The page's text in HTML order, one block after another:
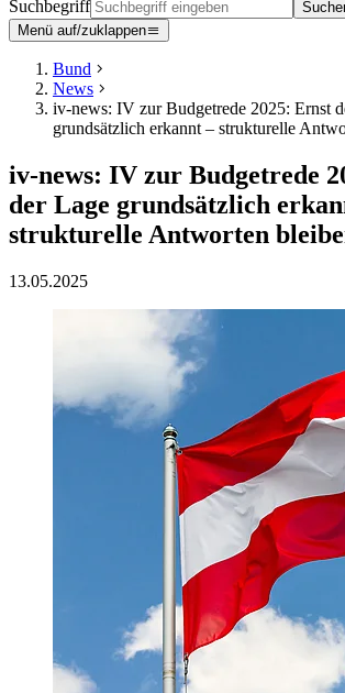
Suchbegriff
Menü auf/zuklappen
Bund
News
iv-news: IV zur Budgetrede 2025: Ernst
grundsätzlich erkannt – strukturelle
iv-news: IV zur Budgetrede
der Lage grundsätzlich
strukturelle Antworten
13.05.2025